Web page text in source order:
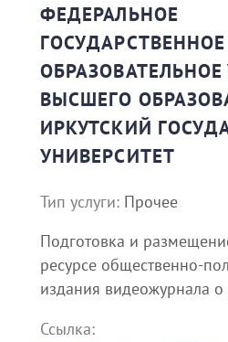
ФЕДЕРАЛЬНОЕ
ВЫСШЕГО
ИРКУТСКИЙ
УНИВЕРСИТЕТ
Тип услуги: Прочее
Подготовка и
ресурсе общественно-
издания видеожурнала
Ссылка: